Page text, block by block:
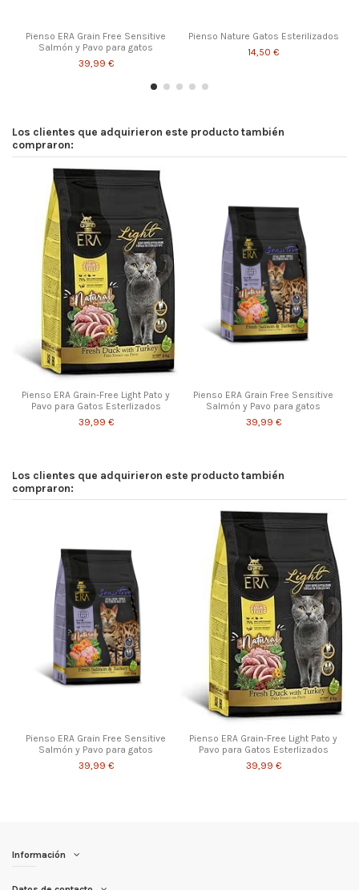
Pienso ERA Grain Free Sensitive
Salmón y Pavo para gatos
39,99 €
Pienso Nature Gatos Esterilizados
14,50 €
Los clientes que adquirieron este producto también
compraron:
Pienso ERA Grain-Free Light Pato y
Pavo para Gatos Esterlizados
39,99 €
Pienso ERA Grain Free Sensitive
Salmón y Pavo para gatos
39,99 €
Los clientes que adquirieron este producto también
compraron:
Pienso ERA Grain Free Sensitive
Salmón y Pavo para gatos
39,99 €
Pienso ERA Grain-Free Light Pato y
Pavo para Gatos Esterlizados
39,99 €
Información